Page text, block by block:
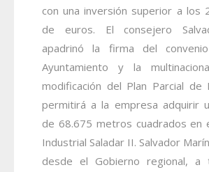
con una inversión superior a los
de euros. El consejero
apadrinó la firma del
Ayuntamiento y la
modificación del Plan Parcial de
permitirá a la empresa adquirir
de 68.675 metros cuadrados en
Industrial Saladar II. Salvador
desde el Gobierno regional, a